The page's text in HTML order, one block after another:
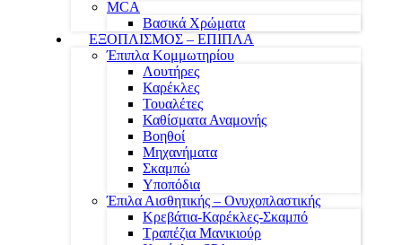
MCA
Βασικά Χρώματα
ΕΞΟΠΛΙΣΜΟΣ – ΕΠΙΠΛΑ
Έπιπλα Κομμωτηρίου
Λουτήρες
Καρέκλες
Τουαλέτες
Καθίσματα Αναμονής
Βοηθοί
Μηχανήματα
Σκαμπώ
Υποπόδια
Έπιλα Αισθητικής – Ονυχοπλαστικής
Κρεβάτια-Καρέκλες-Σκαμπό
Τραπέζια Μανικιούρ